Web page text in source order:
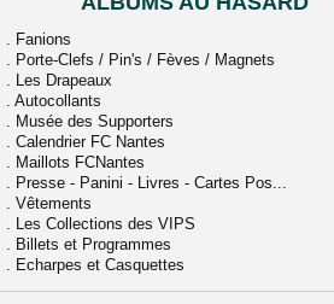
. Fanions
. Porte-Clefs / Pin's / Fèves / Magnets
. Les Drapeaux
. Autocollants
. Musée des Supporters
. Calendrier FC Nantes
. Maillots FCNantes
. Presse - Panini - Livres - Cartes Pos...
. Vêtements
. Les Collections des VIPS
. Billets et Programmes
. Echarpes et Casquettes